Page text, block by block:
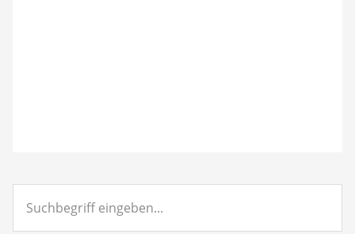
eingeben...